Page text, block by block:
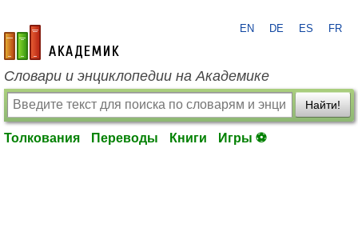
academic.ru
EN DE ES FR
Словари и энциклопедии на Академике
Найти!
Толкования Переводы Книги Игры ⚽